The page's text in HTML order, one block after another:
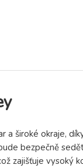
široké okraje,
bezpečně
zajišťuje vysoký